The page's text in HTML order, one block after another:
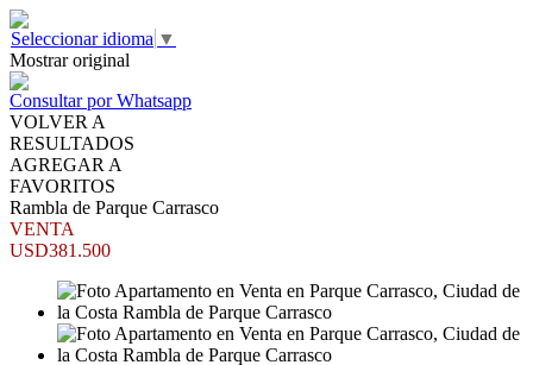
Seleccionar idioma ▼
Mostrar original
Consultar por Whatsapp
VOLVER A
RESULTADOS
AGREGAR A
FAVORITOS
Rambla de Parque Carrasco
VENTA
USD381.500